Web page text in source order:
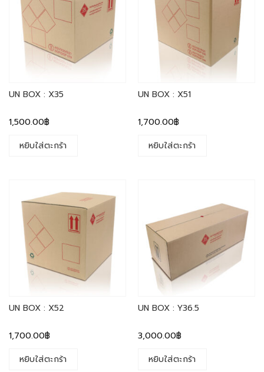
UN BOX : X35
1,500.00฿
หยิบใส่ตะกร้า
UN BOX : X51
1,700.00฿
หยิบใส่ตะกร้า
UN BOX : X52
1,700.00฿
หยิบใส่ตะกร้า
UN BOX : Y36.5
3,000.00฿
หยิบใส่ตะกร้า